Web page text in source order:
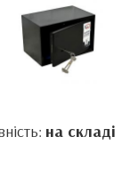
на складі